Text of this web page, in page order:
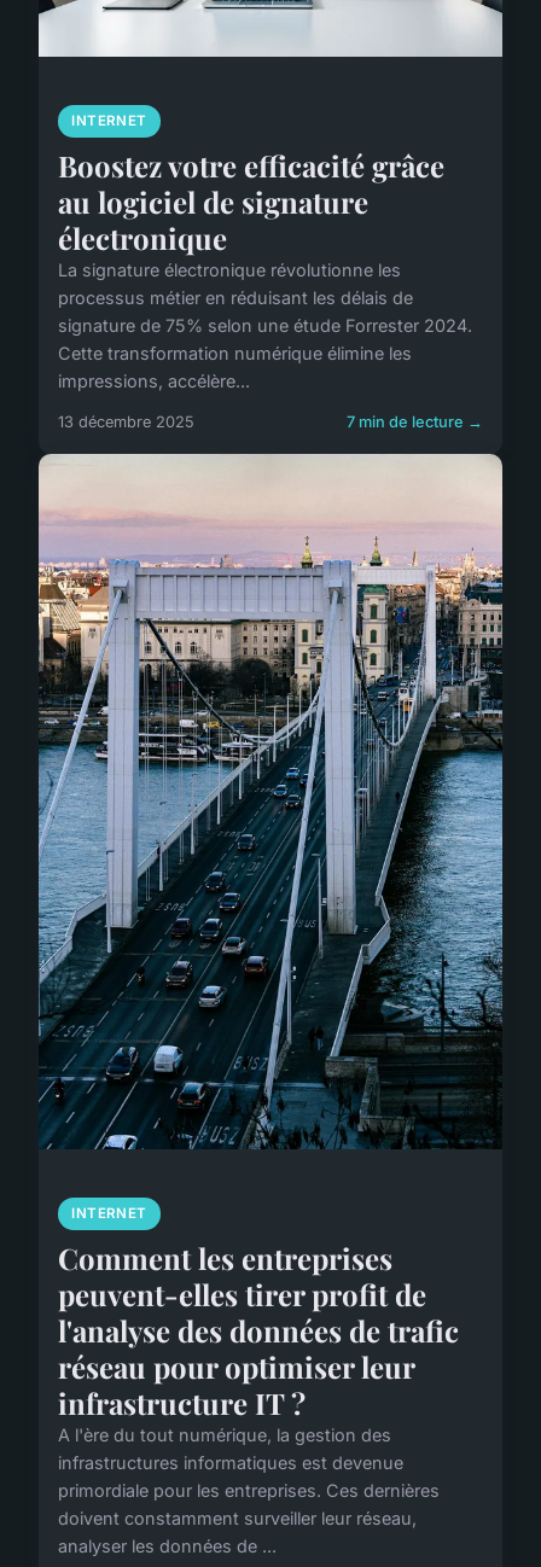
INTERNET
Boostez votre efficacité grâce
au logiciel de signature
électronique
La signature électronique révolutionne les
processus métier en réduisant les délais de
signature de 75% selon une étude Forrester 2024.
Cette transformation numérique élimine les
impressions, accélère...
13 décembre 2025 7 min de lecture →
INTERNET
Comment les entreprises
peuvent-elles tirer profit de
l'analyse des données de trafic
réseau pour optimiser leur
infrastructure IT ?
A l'ère du tout numérique, la gestion des
infrastructures informatiques est devenue
primordiale pour les entreprises. Ces dernières
doivent constamment surveiller leur réseau,
analyser les données de ...